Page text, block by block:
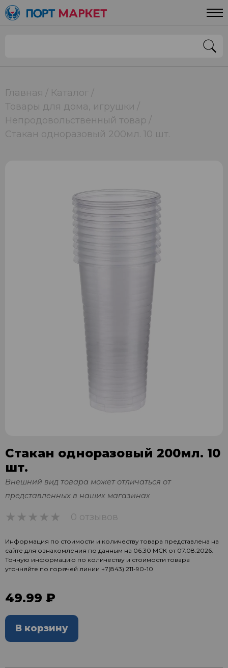
Главная
Каталог
Товары для дома, игрушки
Непродовольственный товар
Стакан одноразовый 200мл. 10 шт.
Стакан одноразовый 200мл. 10
шт.
Внешний вид товара может отличаться от
представленных в наших магазинах
0 отзывов
Информация по стоимости и количеству товара представлена на
сайте для ознакомления по данным на 06:30 МСК от 07.08.2026.
Точную информацию по количеству и стоимости товара
уточняйте по горячей линии +7(843) 211-90-10
49.99 ₽
В корзину